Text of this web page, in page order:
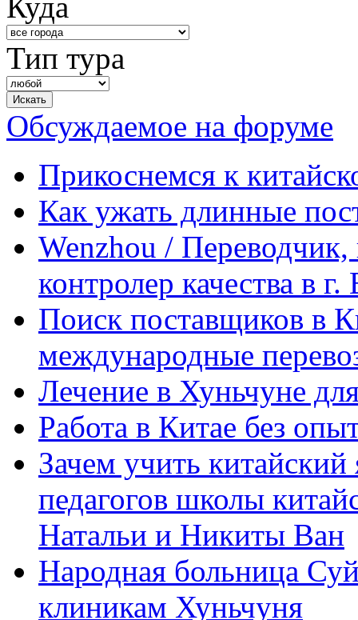
Тип тура
Обсуждаемое на форуме
Прикоснемся к
Как ужать длинные
Wenzhou / Переводчик,
контролер качества в
Поиск поставщиков в
международные
Лечение в Хуньчуне
Работа в Китае без
Зачем учить
педагогов школы
Натальи и Никиты Ван
Народная больница
клиникам Хуньчуня